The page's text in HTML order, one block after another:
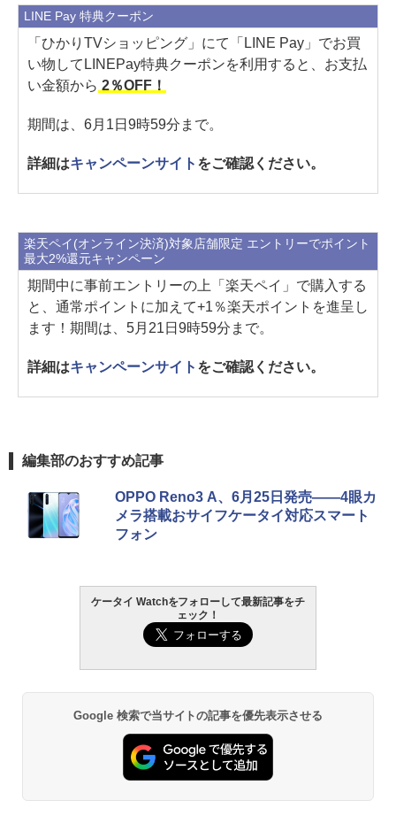
LINE Pay 特典クーポン
「ひかりTVショッピング」にて「LINE Pay」でお買
い物してLINEPay特典クーポンを利用すると、お支払
い金額から 2％OFF！
期間は、6月1日9時59分まで。
詳細はキャンペーンサイト をご確認ください。
楽天ペイ(オンライン決済)対象店舗限定 エントリーでポイント
最大2%還元キャンペーン
期間中に事前エントリーの上「楽天ペイ」で購入する
と、通常ポイントに加えて+1％楽天ポイントを進呈し
ます！期間は、5月21日9時59分まで。
詳細はキャンペーンサイト をご確認ください。
編集部のおすすめ記事
OPPO Reno3 A、6月25日発売――4眼カ
メラ搭載おサイフケータイ対応スマート
フォン
ケータイ Watchをフォローして最新記事をチ
ェック！
Google 検索で当サイトの記事を優先表示させる